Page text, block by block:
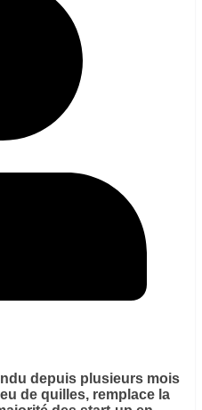
depuis plusieurs mois
de quilles, remplace la